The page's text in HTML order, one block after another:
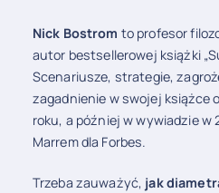
Nick Bostrom to profesor
autor bestsellerowej książki
Scenariusze, strategie,
zagadnienie w swojej książce
roku, a później w wywiadzie w
Marrem dla Forbes.
Trzeba zauważyć, jak